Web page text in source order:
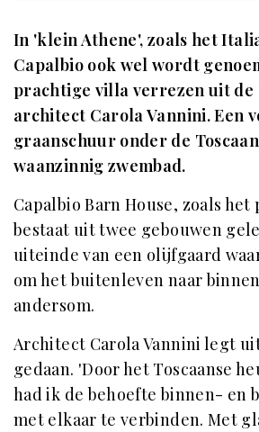
In 'klein Athene', zoals het
Capalbio ook wel wordt
prachtige villa verrezen uit de
architect Carola Vannini. Een
graanschuur onder de
waanzinnig zwembad.
Capalbio Barn House, zoals het
bestaat uit twee gebouwen
uiteinde van een olijfgaard
om het buitenleven naar
andersom.
Architect Carola Vannini legt
gedaan. 'Door het Toscaanse
had ik de behoefte binnen- en
met elkaar te verbinden. Met